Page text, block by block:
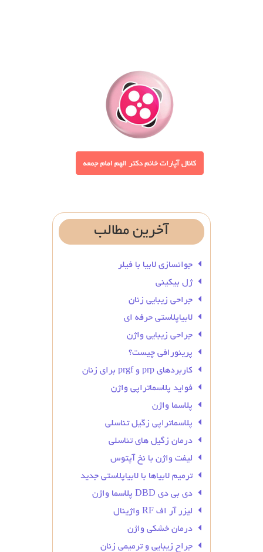
آخرین مطالب
جوانسازی لابیا با فیلر
ژل بیکینی
جراحی زیبایی زنان
لابیاپلاستی حرفه ای
جراحی زیبایی واژن
پرینورافی چیست؟
کاربردهای prp و prgf برای زنان
فواید پلاسماتراپی واژن
پلاسما واژن
پلاسماتراپی زگیل تناسلی
درمان زگیل‌ های تناسلی
لیفت واژن با نخ آپتوس
ترمیم لابیاها با لابیاپلاستی جدید
دی بی دی DBD پلاسما واژن
لیزر آر اف RF واژینال
درمان خشکی واژن
جراح زیبایی و ترمیمی زنان